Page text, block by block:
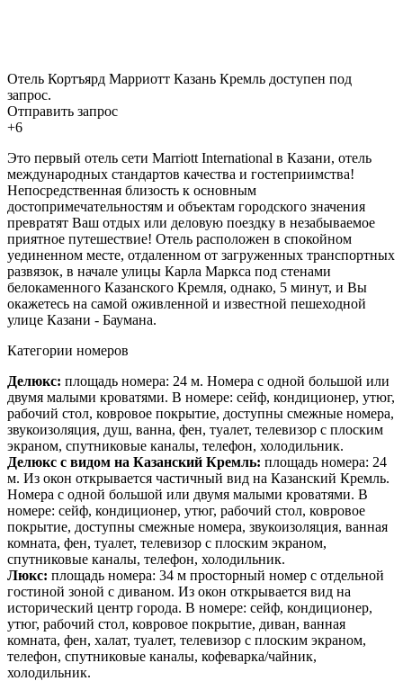
Отель Кортъярд Марриотт Казань Кремль доступен под
запрос.
Отправить запрос
+6
Это первый отель сети Marriott International в Казани, отель
международных стандартов качества и гостеприимства!
Непосредственная близость к основным
достопримечательностям и объектам городского значения
превратят Ваш отдых или деловую поездку в незабываемое
приятное путешествие! Отель расположен в спокойном
уединенном месте, отдаленном от загруженных транспортных
развязок, в начале улицы Карла Маркса под стенами
белокаменного Казанского Кремля, однако, 5 минут, и Вы
окажетесь на самой оживленной и известной пешеходной
улице Казани - Баумана.
Категории номеров
Делюкс: площадь номера: 24 м. Номера с одной большой или
двумя малыми кроватями. В номере: сейф, кондиционер, утюг,
рабочий стол, ковровое покрытие, доступны смежные номера,
звукоизоляция, душ, ванна, фен, туалет, телевизор с плоским
экраном, спутниковые каналы, телефон, холодильник.
Делюкс с видом на Казанский Кремль: площадь номера: 24
м. Из окон открывается частичный вид на Казанский Кремль.
Номера с одной большой или двумя малыми кроватями. В
номере: сейф, кондиционер, утюг, рабочий стол, ковровое
покрытие, доступны смежные номера, звукоизоляция, ванная
комната, фен, туалет, телевизор с плоским экраном,
спутниковые каналы, телефон, холодильник.
Люкс: площадь номера: 34 м просторный номер с отдельной
гостиной зоной с диваном. Из окон открывается вид на
исторический центр города. В номере: сейф, кондиционер,
утюг, рабочий стол, ковровое покрытие, диван, ванная
комната, фен, халат, туалет, телевизор с плоским экраном,
телефон, спутниковые каналы, кофеварка/чайник,
холодильник.